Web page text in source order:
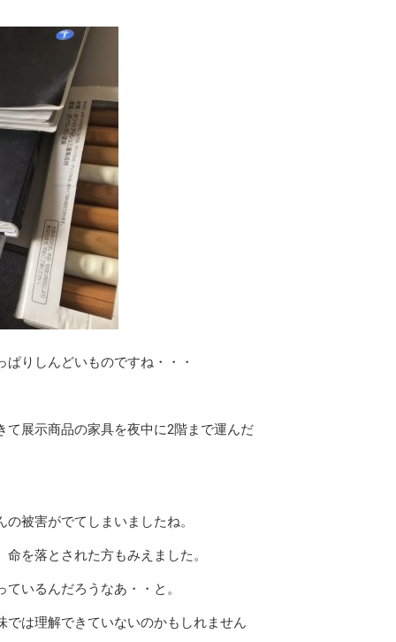
りしんどいものですね・・・
展示商品の家具を夜中に2階まで運んだ
被害がでてしまいましたね。
を落とされた方もみえました。
いるんだろうなあ・・と。
は理解できていないのかもしれません